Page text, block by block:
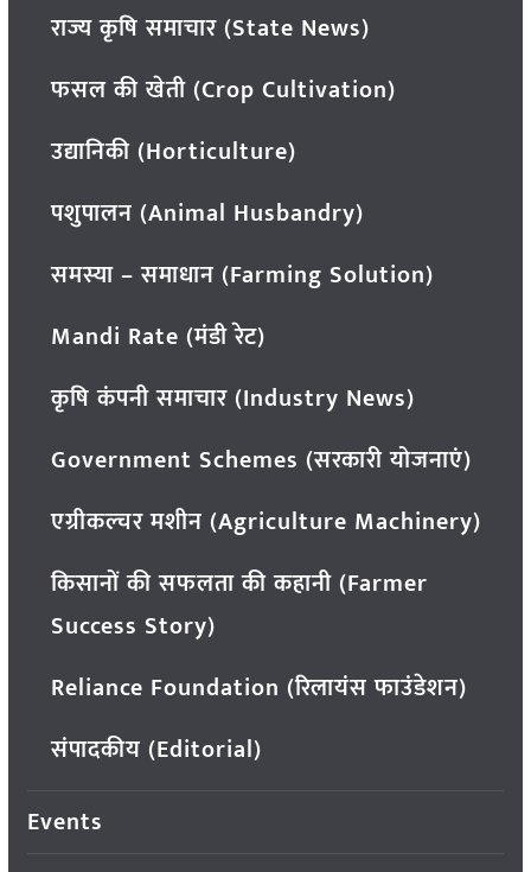
राज्य कृषि समाचार (State News)
फसल की खेती (Crop Cultivation)
उद्यानिकी (Horticulture)
पशुपालन (Animal Husbandry)
समस्या – समाधान (Farming Solution)
Mandi Rate (मंडी रेट)
कृषि कंपनी समाचार (Industry News)
Government Schemes (सरकारी योजनाएं)
एग्रीकल्चर मशीन (Agriculture Machinery)
किसानों की सफलता की कहानी (Farmer
Success Story)
Reliance Foundation (रिलायंस फाउंडेशन)
संपादकीय (Editorial)
Events